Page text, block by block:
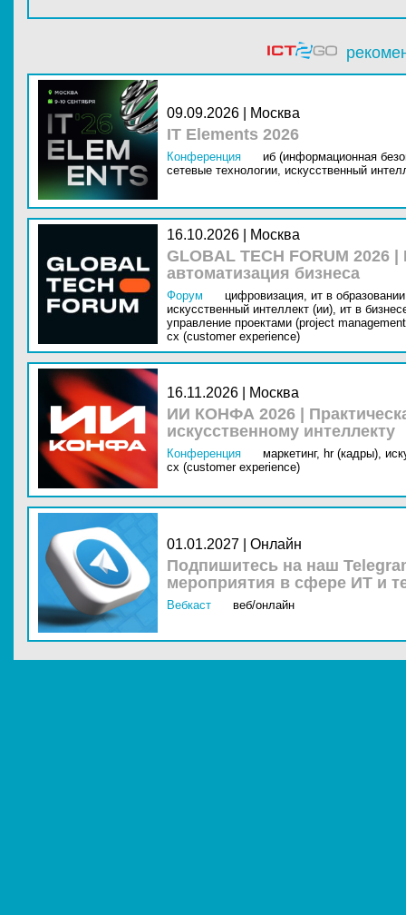
09.09.2026 | Москва
IT Elements 2026
Конференция
иб (информационная
сетевые технологии, искусственный
16.10.2026 | Москва
GLOBAL TECH FORUM
автоматизация бизнеса
Форум цифровизация, ит в
искусственный интеллект (ии), ит в
управление проектами (project
cx (customer experience)
16.11.2026 | Москва
ИИ КОНФА 2026 |
искусственному интеллекту
Конференция маркетинг, hr (кадры),
cx (customer experience)
01.01.2027 | Онлайн
Подпишитесь на наш
мероприятия в сфере ИТ и
Вебкаст веб/онлайн